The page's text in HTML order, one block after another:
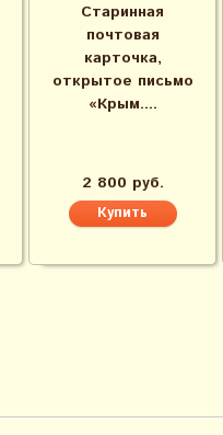
Старинная
почтовая
карточка,
открытое письмо
«Крым....
2 800 руб.